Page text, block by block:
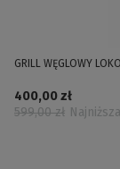
GRILL WĘGLOWY
400,00 zł
599,00 zł